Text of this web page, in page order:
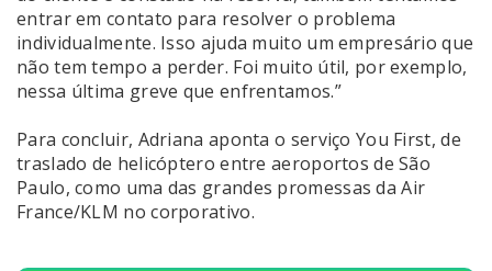
entrar em contato para resolver o problema
individualmente. Isso ajuda muito um empresário que
não tem tempo a perder. Foi muito útil, por exemplo,
nessa última greve que enfrentamos.”
Para concluir, Adriana aponta o serviço You First, de
traslado de helicóptero entre aeroportos de São
Paulo, como uma das grandes promessas da Air
France/KLM no corporativo.